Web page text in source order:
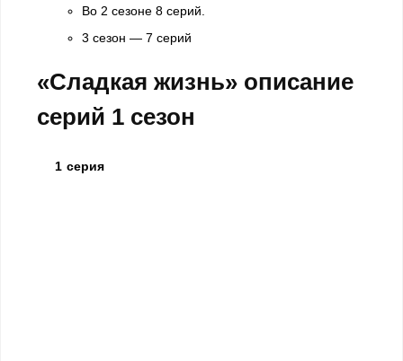
Во 2 сезоне 8 серий.
3 сезон — 7 серий
«Сладкая жизнь» описание
серий 1 сезон
1 серия